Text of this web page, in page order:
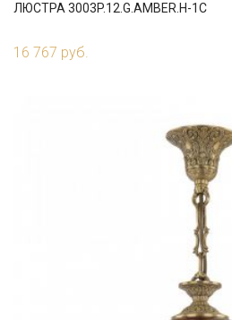
ЛЮСТРА 3003P.12.G.AMBER.H-1C
16 767 руб.